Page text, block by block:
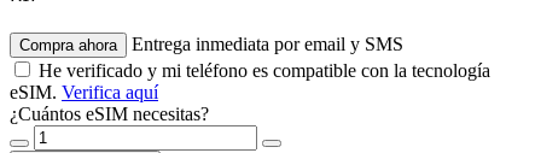
Compra ahora
Entrega inmediata por email y SMS
He verificado y mi teléfono es compatible con la tecnología
eSIM. Verifica aquí
¿Cuántos eSIM necesitas?